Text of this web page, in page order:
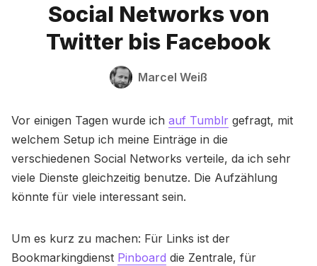
Social Networks von
Twitter bis Facebook
Marcel Weiß
Vor einigen Tagen wurde ich auf Tumblr gefragt, mit
welchem Setup ich meine Einträge in die
verschiedenen Social Networks verteile, da ich sehr
viele Dienste gleichzeitig benutze. Die Aufzählung
könnte für viele interessant sein.
Um es kurz zu machen: Für Links ist der
Bookmarkingdienst Pinboard die Zentrale, für